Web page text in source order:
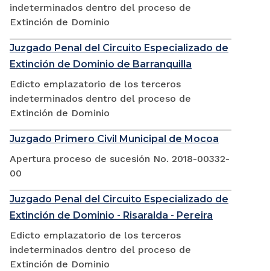
indeterminados dentro del proceso de
Extinción de Dominio
Juzgado Penal del Circuito Especializado de
Extinción de Dominio de Barranquilla
Edicto emplazatorio de los terceros
indeterminados dentro del proceso de
Extinción de Dominio
Juzgado Primero Civil Municipal de Mocoa
Apertura proceso de sucesión No. 2018-00332-
00
Juzgado Penal del Circuito Especializado de
Extinción de Dominio - Risaralda - Pereira
Edicto emplazatorio de los terceros
indeterminados dentro del proceso de
Extinción de Dominio